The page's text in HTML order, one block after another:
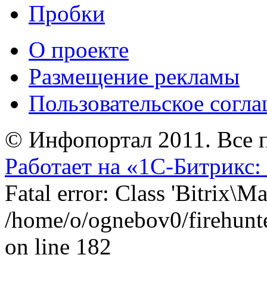
Пробки
О проекте
Размещение рекламы
Пользовательское
© Инфопортал 2011. Все
Работает на «1С-
Fatal error: Class
/home/o/ognebov0/
on line 182